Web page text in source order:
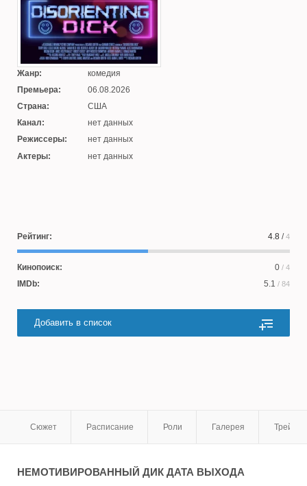
Жанр:
комедия
Премьера:
06.08.2026
Страна:
США
Канал:
нет данных
Режиссеры:
нет данных
Актеры:
нет данных
Рейтинг: 4.8 /4
Кинопоиск: 0 / 4
IMDb: 5.1 / 84
Добавить в список
Сюжет Расписание Роли Галерея
НЕМОТИВИРОВАННЫЙ ДИКДАТА ВЫХОДА